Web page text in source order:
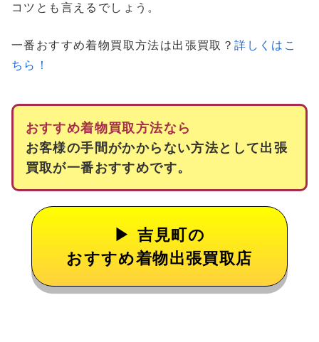
コツとも言えるでしょう。
一番おすすめ着物買取方法は出張買取？詳しくはこ
ちら！
おすすめ着物買取方法なら
お客様の手間がかからない方法として出張
買取が一番おすすめです。
吉見町の
おすすめ着物出張買取店